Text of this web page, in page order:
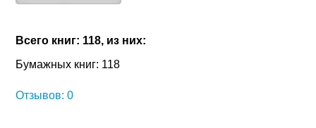
Всего книг: 118, из них:
Бумажных книг: 118
Отзывов: 0